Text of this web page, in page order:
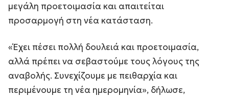
μεγάλη προετοιμασία και απαιτείται
προσαρμογή στη νέα κατάσταση.
«Έχει πέσει πολλή δουλειά και προετοιμασία,
αλλά πρέπει να σεβαστούμε τους λόγους της
αναβολής. Συνεχίζουμε με πειθαρχία και
περιμένουμε τη νέα ημερομηνία», δήλωσε,